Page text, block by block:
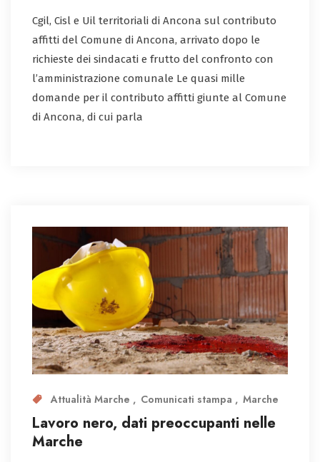
Cgil, Cisl e Uil territoriali di Ancona sul contributo
affitti del Comune di Ancona, arrivato dopo le
richieste dei sindacati e frutto del confronto con
l’amministrazione comunale Le quasi mille
domande per il contributo affitti giunte al Comune
di Ancona, di cui parla
Attualità Marche Comunicati stampa Marche
Lavoro nero, dati preoccupanti nelle
Marche